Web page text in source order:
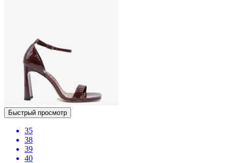
Быстрый просмотр
35
38
39
40